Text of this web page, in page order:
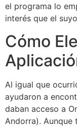
el programa lo
interés que el
Cómo
Al igual que
ayudaron a
daban acceso a
Andorra). Aunque